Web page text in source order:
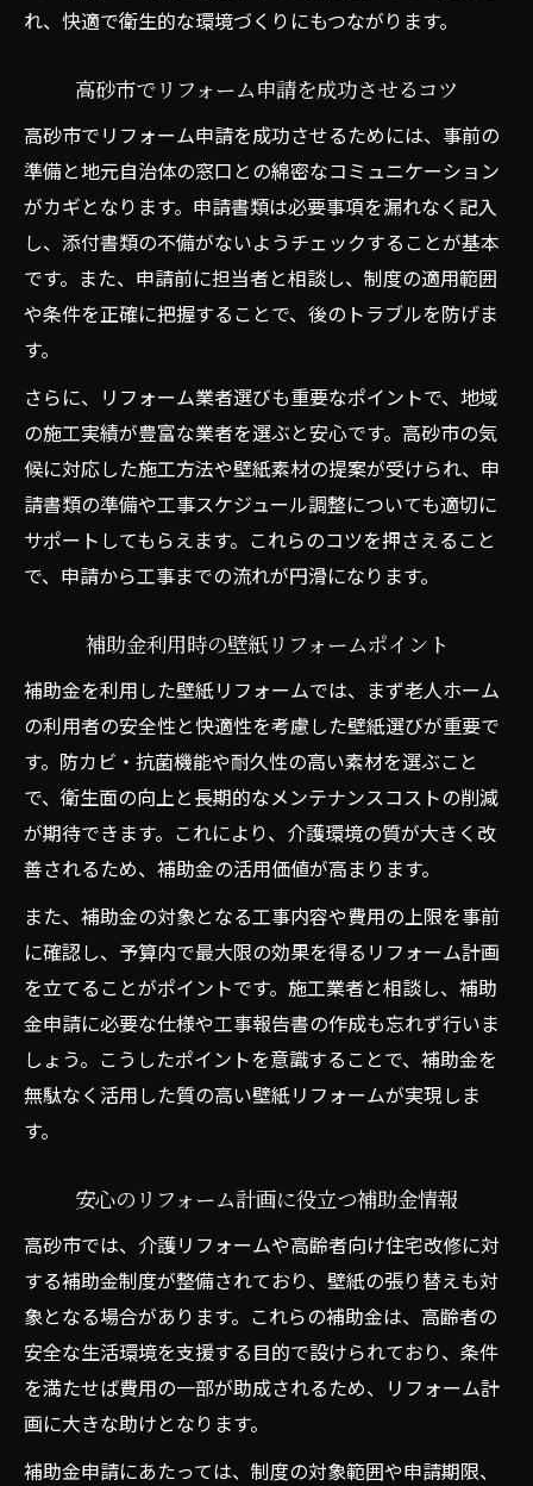
れ、快適で衛生的な環境づくりにもつながります。
高砂市でリフォーム申請を成功させるコツ
高砂市でリフォーム申請を成功させるためには、事前の
準備と地元自治体の窓口との綿密なコミュニケーション
がカギとなります。申請書類は必要事項を漏れなく記入
し、添付書類の不備がないようチェックすることが基本
です。また、申請前に担当者と相談し、制度の適用範囲
や条件を正確に把握することで、後のトラブルを防げま
す。
さらに、リフォーム業者選びも重要なポイントで、地域
の施工実績が豊富な業者を選ぶと安心です。高砂市の気
候に対応した施工方法や壁紙素材の提案が受けられ、申
請書類の準備や工事スケジュール調整についても適切に
サポートしてもらえます。これらのコツを押さえること
で、申請から工事までの流れが円滑になります。
補助金利用時の壁紙リフォームポイント
補助金を利用した壁紙リフォームでは、まず老人ホーム
の利用者の安全性と快適性を考慮した壁紙選びが重要で
す。防カビ・抗菌機能や耐久性の高い素材を選ぶこと
で、衛生面の向上と長期的なメンテナンスコストの削減
が期待できます。これにより、介護環境の質が大きく改
善されるため、補助金の活用価値が高まります。
また、補助金の対象となる工事内容や費用の上限を事前
に確認し、予算内で最大限の効果を得るリフォーム計画
を立てることがポイントです。施工業者と相談し、補助
金申請に必要な仕様や工事報告書の作成も忘れず行いま
しょう。こうしたポイントを意識することで、補助金を
無駄なく活用した質の高い壁紙リフォームが実現しま
す。
安心のリフォーム計画に役立つ補助金情報
高砂市では、介護リフォームや高齢者向け住宅改修に対
する補助金制度が整備されており、壁紙の張り替えも対
象となる場合があります。これらの補助金は、高齢者の
安全な生活環境を支援する目的で設けられており、条件
を満たせば費用の一部が助成されるため、リフォーム計
画に大きな助けとなります。
補助金申請にあたっては、制度の対象範囲や申請期限、